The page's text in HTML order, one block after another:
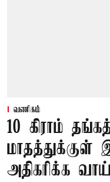
வணிகம்
10 கிராம்
அதிகரிக்க